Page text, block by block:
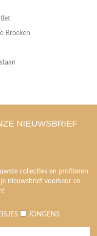
Broeken
NIEUWSBRIEF
collecties en profiteren
nieuwsbrief voorkeur en
JONGENS